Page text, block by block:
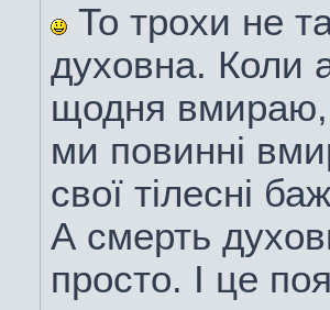
То трохи не
духовна. Коли
щодня вмираю,
ми повинні
свої тілесні
А смерть
просто. І це